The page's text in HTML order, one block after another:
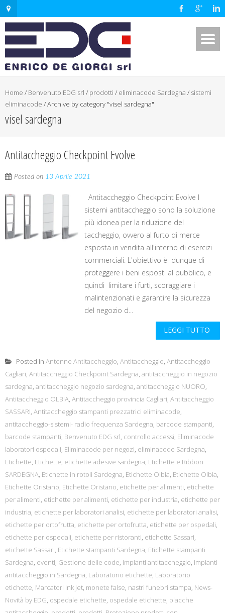
Home / Benvenuto EDG srl / prodotti / eliminacode Sardegna / sistemi
eliminacode /Archive by category "visel sardegna"
visel sardegna
Antitaccheggio Checkpoint Evolve
Posted on 13 Aprile 2021
Antitaccheggio Checkpoint Evolve I
sistemi antitaccheggio sono la soluzione
più idonea per la riduzione del
taccheggio, ovvero al furto di merce
esposta in vendita all'interno di esercizi
commerciali. L'obiettivo è dunque di
proteggere i beni esposti al pubblico, e
quindi limitare i furti, scoraggiare i
malintenzionati e garantire la sicurezza
del negozio d...
LEGGI TUTTO
Posted in Antenne Antitaccheggio, Antitaccheggio, Antitaccheggio
Cagliari, Antitaccheggio Checkpoint Sardegna, antitaccheggio in negozio
sardegna, antitaccheggio negozio sardegna, antitaccheggio NUORO,
Antitaccheggio OLBIA, Antitaccheggio provincia Cagliari, Antitaccheggio
SASSARI, Antitaccheggio stampanti prezzatrici eliminacode,
antitaccheggio-sistemi- radio frequenza Sardegna, barcode stampanti,
barcode stampanti, Benvenuto EDG srl, controllo accessi, Eliminacode
laboratori ospedali, Eliminacode per negozi, eliminacode Sardegna,
Etichette, Etichette, etichette adesive sardegna, Etichette e Ribbon
SARDEGNA, Etichette in rotoli Sardegna, Etichette Olbia, Etichette Olbia,
Etichette Oristano, Etichette Oristano, etichette per alimenti, etichette
per alimenti, etichette per alimenti, etichette per industria, etichette per
industria, etichette per laboratori analisi, etichette per laboratori analisi,
etichette per ortofrutta, etichette per ortofrutta, etichette per ospedali,
etichette per ospedali, etichette per ristoranti, etichette Sassari,
etichette Sassari, Etichette stampanti Sardegna, Etichette stampanti
Sardegna, eventi, Gestione delle code, impianti antitaccheggio, impianti
antitaccheggio in Sardegna, Laboratorio etichette, Laboratorio
etichette, Marcatori Ink Jet, monete false, nastri funebri stampa, News-
Novità by EDG, ospedale etichette, ospedale etichette, placche